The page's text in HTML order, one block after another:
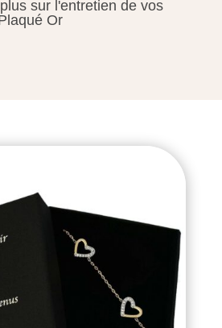
sur l'entretien de vos
Or